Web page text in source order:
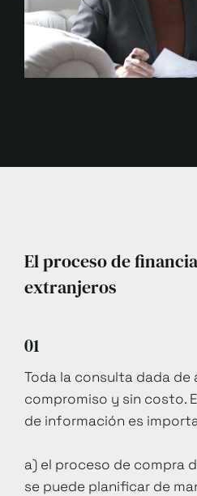
El proceso de
extranjeros
01
Toda la consulta dada de
compromiso y sin costo.
de información es
a) el proceso de compra
se puede planificar de